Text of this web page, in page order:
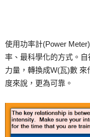
使用功率計(Power
率、最科學化的方式。
力量，轉換成W(瓦)數
度來說，更為可靠。